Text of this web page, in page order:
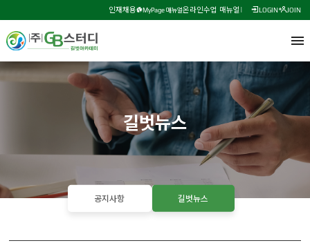
인재채용 MyPage 매뉴얼온라인수업 매뉴얼 LOGIN JOIN
길벗뉴스
공지사항 길벗뉴스